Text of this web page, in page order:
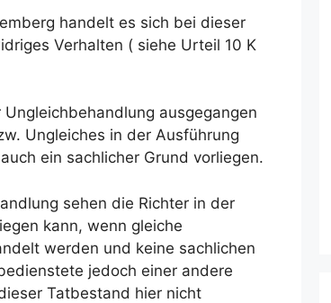
handelt es sich bei dieser
Verhalten ( siehe Urteil 10 K
ausgegangen
Ungleiches in der Ausführung
ein sachlicher Grund vorliegen.
sehen die Richter in der
kann, wenn gleiche
werden und keine sachlichen
jedoch einer andere
Tatbestand hier nicht